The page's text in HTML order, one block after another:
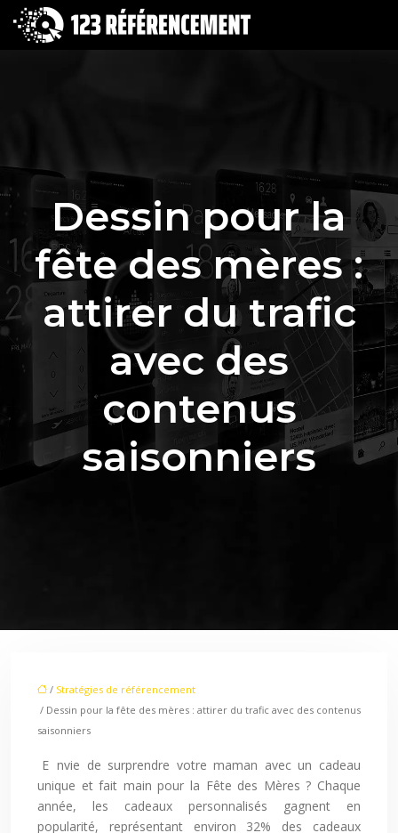
Dessin pour la
fête des mères :
attirer du trafic
avec des
contenus
saisonniers
/ Stratégies de référencement
/ Dessin pour la fête des mères : attirer du trafic avec des contenus
saisonniers
Envie de surprendre votre maman avec un cadeau
unique et fait main pour la Fête des Mères ? Chaque
année, les cadeaux personnalisés gagnent en
popularité, représentant environ 32% des cadeaux